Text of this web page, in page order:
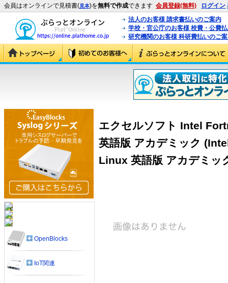
会員はオンラインで見積書(見本)を無料で作成できます 会員登録(無料) ログイン
法人のお客様 請求書払いのご案内
学校・官公庁のお客様 校費・公費
研究機関のお客様 科研費払いのご
エクセルソフト Intel
英語版 アカデミック
Linux 英語版 アカデミッ
OpenBlocks
IoT関連